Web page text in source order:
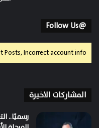
@Follow Us
Posts, Incorrect account info.
المشاركات الاخيرة
رسميًا..